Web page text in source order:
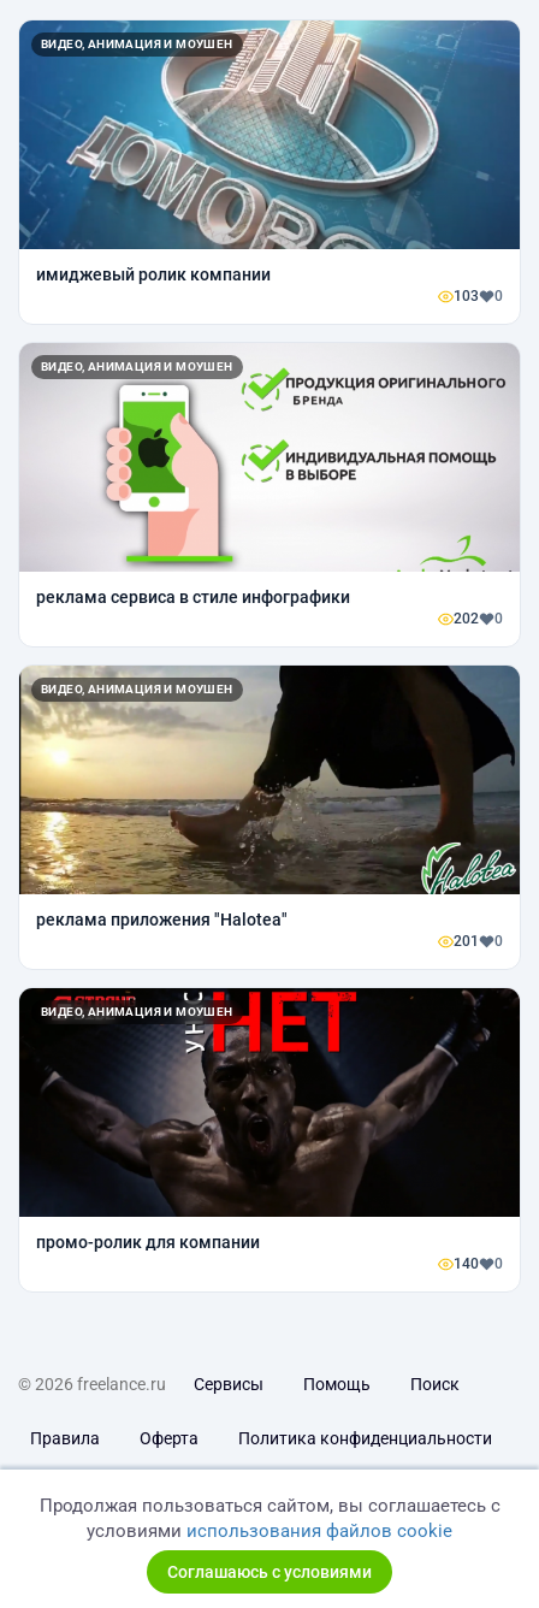
ВИДЕО, АНИМАЦИЯ И МОУШЕН
имиджевый ролик компании
103 0
ВИДЕО, АНИМАЦИЯ И МОУШЕН
реклама сервиса в стиле инфографики
202 0
ВИДЕО, АНИМАЦИЯ И МОУШЕН
реклама приложения "Halotea"
201 0
ВИДЕО, АНИМАЦИЯ И МОУШЕН
промо-ролик для компании
140 0
© 2026 freelance.ru Сервисы Помощь Поиск
Правила Оферта Политика конфиденциальности
Продолжая пользоваться сайтом, вы соглашаетесь с
условиями использования файлов cookie
Соглашаюсь с условиями